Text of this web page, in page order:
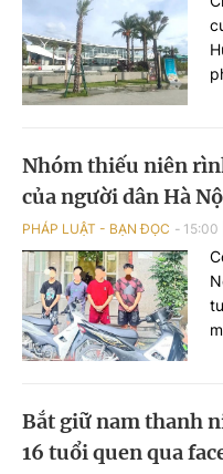
Nhóm thiếu niên
của người dân Hà
PHÁP LUẬT - BẠN ĐỌC 15:00
Bắt giữ nam thanh
16 tuổi quen qua